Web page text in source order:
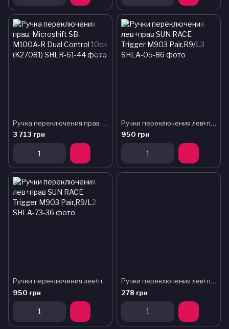
Ручка переключения прав. Microshift SB-M100A-R Dual Control 10ск (K27081)
3 713 грн
Ручки переключения лев+прав SUN RACE Trigger M903 Pair,R9/L3
950 грн
Ручки переключения лев+прав SUN RACE Trigger M903 Pair,R9/L2
950 грн
Ручки переключения лев+прав SUN RACE M21 (чёрные с серым) R7/L3, индексные (без упаковки)
278 грн